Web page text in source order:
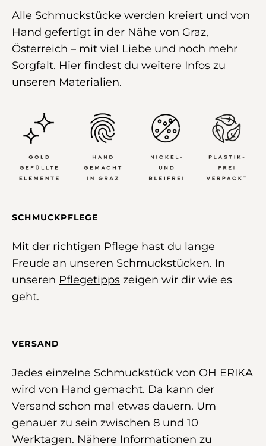
Alle Schmuckstücke werden kreiert und von
Hand gefertigt in der Nähe von Graz,
Österreich – mit viel Liebe und noch mehr
Sorgfalt. Hier findest du weitere Infos zu
unseren Materialien.
SCHMUCKPFLEGE
Mit der richtigen Pflege hast du lange
Freude an unseren Schmuckstücken. In
unseren Pflegetipps zeigen wir dir wie es
geht.
VERSAND
Jedes einzelne Schmuckstück von OH ERIKA
wird von Hand gemacht. Da kann der
Versand schon mal etwas dauern. Um
genauer zu sein zwischen 8 und 10
Werktagen. Nähere Informationen zu